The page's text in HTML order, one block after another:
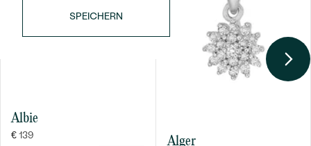
SPEICHERN
Albie
€ 139 Alger